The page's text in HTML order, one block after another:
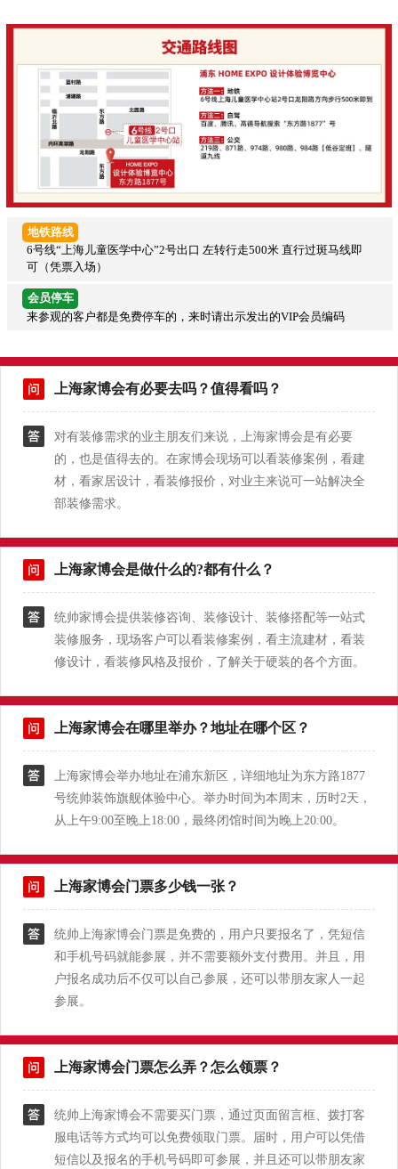
地铁路线
6号线“上海儿童医学中心”2号出口 左转行走500米 直行过斑马线即
可（凭票入场）
会员停车
来参观的客户都是免费停车的，来时请出示发出的VIP会员编码
上海家博会有必要去吗？值得看吗？
对有装修需求的业主朋友们来说，上海家博会是有必要
的，也是值得去的。在家博会现场可以看装修案例，看建
材，看家居设计，看装修报价，对业主来说可一站解决全
部装修需求。
上海家博会是做什么的?都有什么？
统帅家博会提供装修咨询、装修设计、装修搭配等一站式
装修服务，现场客户可以看装修案例，看主流建材，看装
修设计，看装修风格及报价，了解关于硬装的各个方面。
上海家博会在哪里举办？地址在哪个区？
上海家博会举办地址在浦东新区，详细地址为东方路1877
号统帅装饰旗舰体验中心。举办时间为本周末，历时2天，
从上午9:00至晚上18:00，最终闭馆时间为晚上20:00。
上海家博会门票多少钱一张？
统帅上海家博会门票是免费的，用户只要报名了，凭短信
和手机号码就能参展，并不需要额外支付费用。并且，用
户报名成功后不仅可以自己参展，还可以带朋友家人一起
参展。
上海家博会门票怎么弄？怎么领票？
统帅上海家博会不需要买门票，通过页面留言框、拨打客
服电话等方式均可以免费领取门票。届时，用户可以凭借
短信以及报名的手机号码即可参展，并且还可以带朋友家